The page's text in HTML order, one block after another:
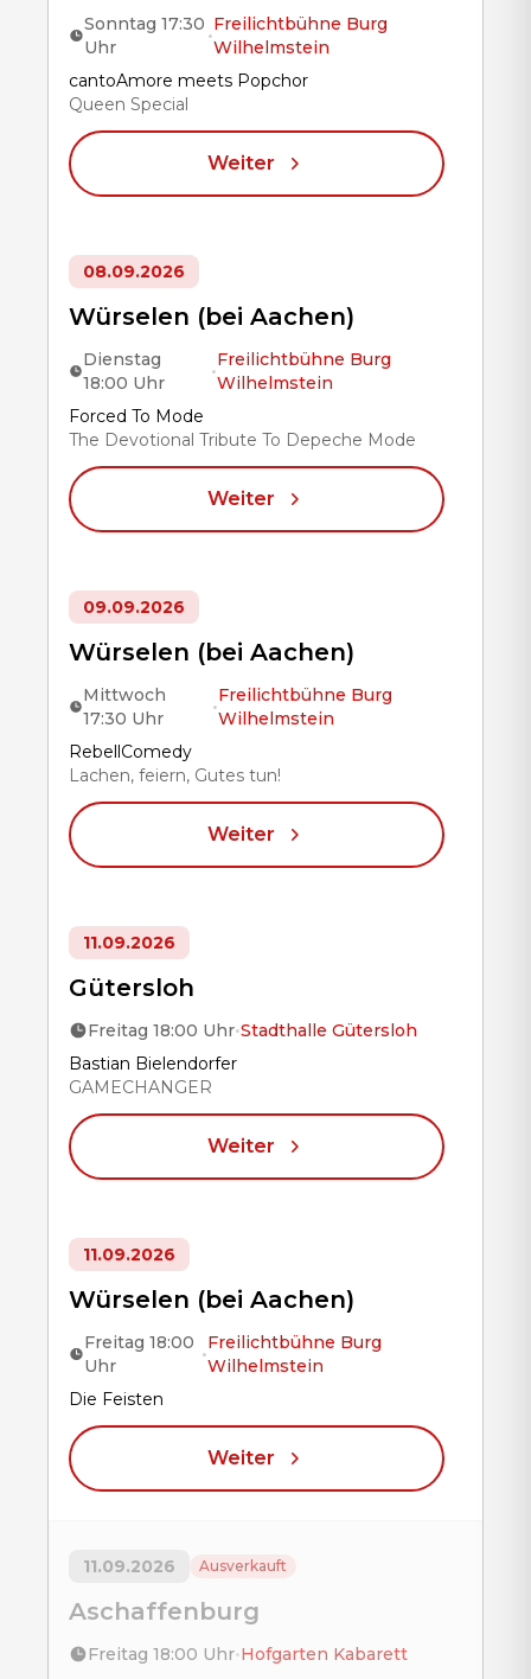
Sonntag 17:30
Uhr
•
Freilichtbühne Burg
Wilhelmstein
Title
cantoAmore meets Popchor
Queen Special
Weiter
08.09.2026
Würselen (bei Aachen)
Dienstag
18:00 Uhr
•
Freilichtbühne Burg
Wilhelmstein
Title
Forced To Mode
The Devotional Tribute To Depeche Mode
Weiter
09.09.2026
Würselen (bei Aachen)
Mittwoch
17:30 Uhr
•
Freilichtbühne Burg
Wilhelmstein
Title
RebellComedy
Lachen, feiern, Gutes tun!
Weiter
11.09.2026
Gütersloh
Freitag 18:00 Uhr•Stadthalle Gütersloh
Title
Bastian Bielendorfer
GAMECHANGER
Weiter
11.09.2026
Würselen (bei Aachen)
Freitag 18:00
Uhr
•
Freilichtbühne Burg
Wilhelmstein
Title
Die Feisten
Weiter
11.09.2026 Ausverkauft
Aschaffenburg
Freitag 18:00 Uhr•Hofgarten Kabarett